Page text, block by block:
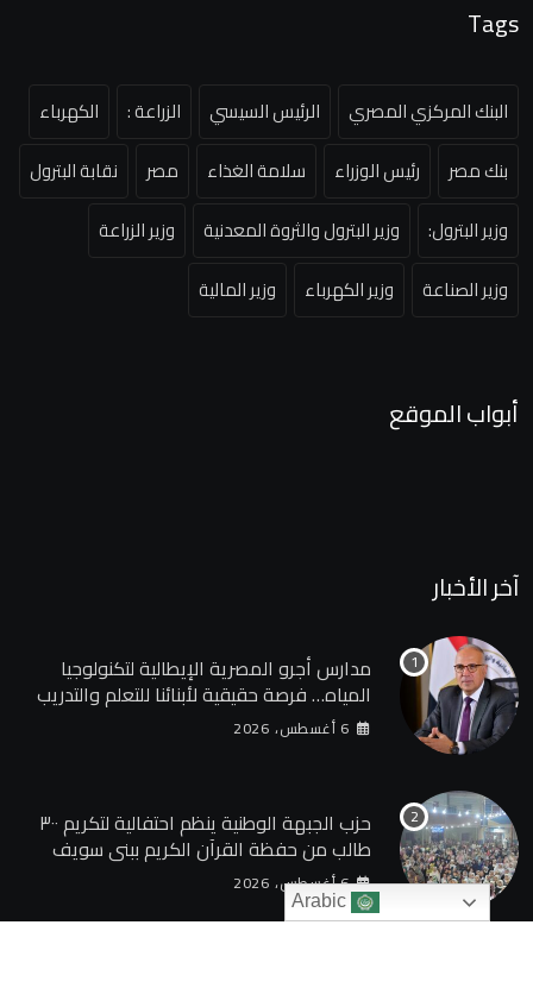
Tags
البنك المركزي المصري الرئيس السيسي الزراعة :
الكهرباء
بنك مصر
رئيس الوزراء سلامة الغذاء مصر
نقابة البترول
وزير البترول:
وزير البترول والثروة المعدنية
وزير الزراعة
وزير الصناعة
وزير الكهرباء وزير المالية
أبواب الموقع
آخر الأخبار
مدارس أجرو المصرية الإيطالية لتكنولوجيا
المياه… فرصة حقيقية لأبنائنا للتعلم والتدريب
في واحد من أهم القطاعات الحيوية في مصر
6 أغسطس، 2026
حزب الجبهة الوطنية ينظم احتفالية لتكريم ٣٠٠
طالب من حفظة القرآن الكريم ببني سويف
6 أغسطس، 2026